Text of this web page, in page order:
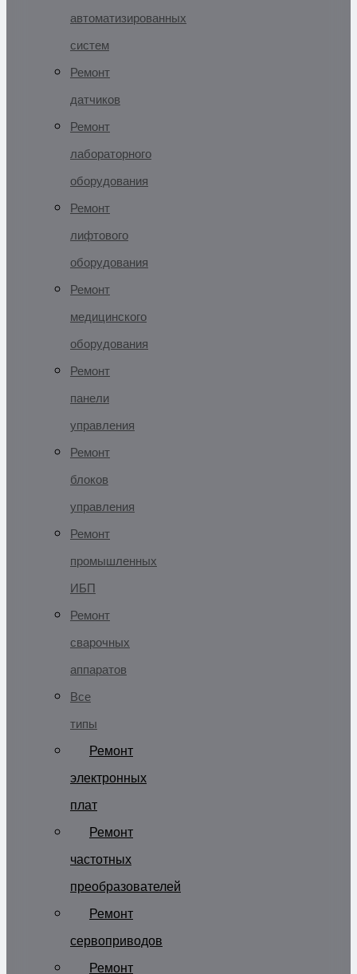
автоматизированных
систем
Ремонт
датчиков
Ремонт
лабораторного
оборудования
Ремонт
лифтового
оборудования
Ремонт
медицинского
оборудования
Ремонт
панели
управления
Ремонт
блоков
управления
Ремонт
промышленных
ИБП
Ремонт
сварочных
аппаратов
Все
типы
Ремонт
электронных
плат
Ремонт
частотных
преобразователей
Ремонт
сервоприводов
Ремонт